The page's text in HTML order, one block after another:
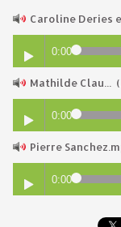
Caroline Deries
0:00
Mathilde Clau...
0:00
Pierre
0:00